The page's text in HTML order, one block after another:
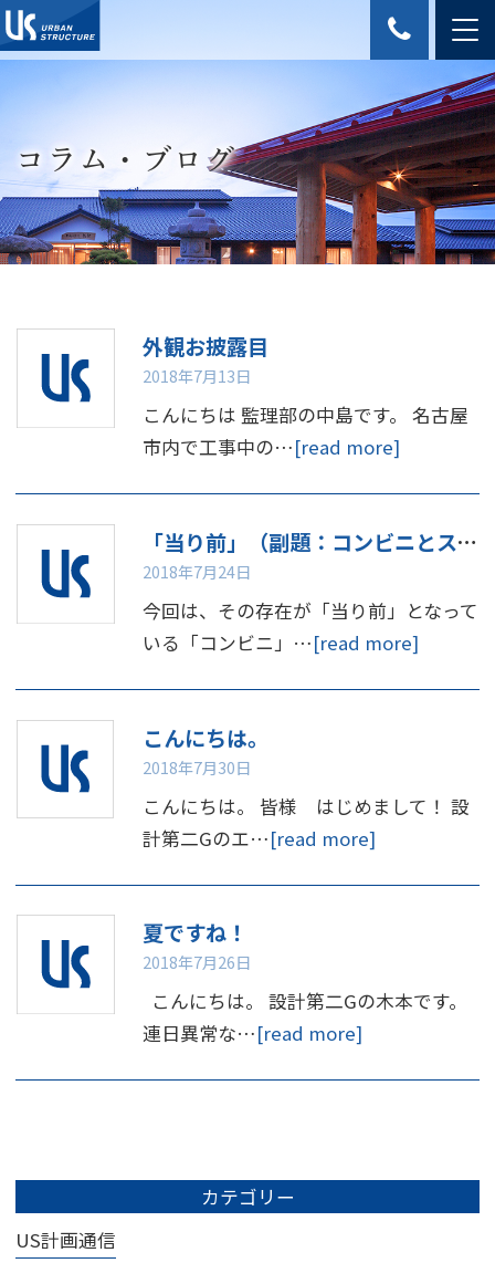
コラム・ブログ
外観お披露目
2018年7月13日
こんにちは 監理部の中島です。 名古屋
市内で工事中の…[read more]
「当り前」（副題：コンビニとスマホ）について。
2018年7月24日
今回は、その存在が「当り前」となって
いる「コンビニ」…[read more]
こんにちは。
2018年7月30日
こんにちは。 皆様 はじめまして！ 設
計第二Gのエ…[read more]
夏ですね！
2018年7月26日
こんにちは。 設計第二Gの木本です。
連日異常な…[read more]
カテゴリー
US計画通信